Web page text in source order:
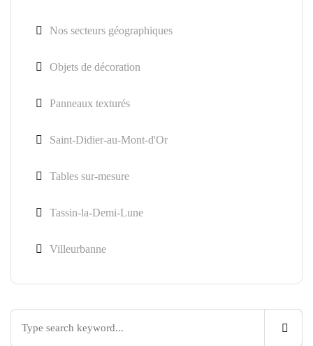
Nos secteurs géographiques
Objets de décoration
Panneaux texturés
Saint-Didier-au-Mont-d'Or
Tables sur-mesure
Tassin-la-Demi-Lune
Villeurbanne